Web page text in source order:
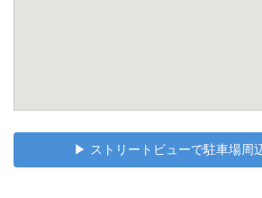
▶︎ ストリートビューで駐車場周